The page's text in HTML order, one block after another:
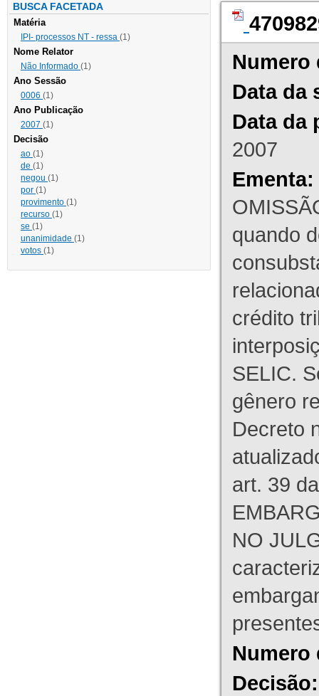
BUSCA FACETADA
Matéria
IPI- processos NT - ressa (1)
Nome Relator
Não Informado (1)
Ano Sessão
0006 (1)
Ano Publicação
2007 (1)
Decisão
ao (1)
de (1)
negou (1)
por (1)
provimento (1)
recurso (1)
se (1)
unanimidade (1)
votos (1)
Numero
Data da
Data da
2007
Ementa:
quando
crédito
SELIC.
gênero
Decreto
art. 39
NO
Numero
Decisão: